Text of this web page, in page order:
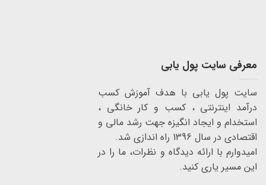
معرفی سایت پول یابی
سایت پول یابی با هدف آموزش کسب
درآمد اینترنتی ، کسب و کار خانگی ،
استخدام و ایجاد انگیزه جهت رشد مالی و
اقتصادی در سال 1396 راه اندازی شد.
امیدوارم با ارائه دیدگاه و نظرات، ما را در
این مسیر یاری کنید.